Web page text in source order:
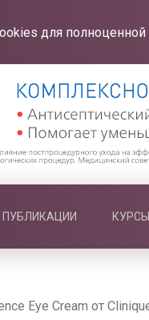
для полноценной
ПУБЛИКАЦИИ КУРСЫ
Eye Cream от